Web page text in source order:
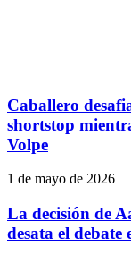
Caballero
shortstop
Volpe
1 de mayo de 2026
La decisión de
desata el debate